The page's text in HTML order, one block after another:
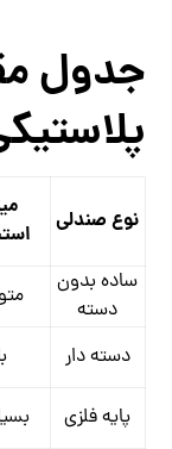
جدول
نوع صندلی
ساده بدون
دسته
دسته‌ دار
پایه فلزی